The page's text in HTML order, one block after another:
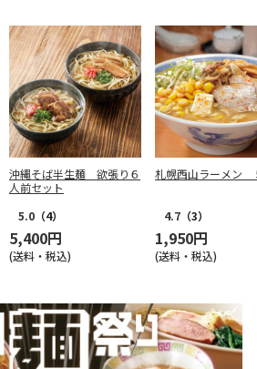
沖縄そば半生麺 欲張り６
人前セット
5.0 （4）
5,400円
(送料・税込)
札幌西山ラーメン
4.7 （3）
1,950円
(送料・税込)